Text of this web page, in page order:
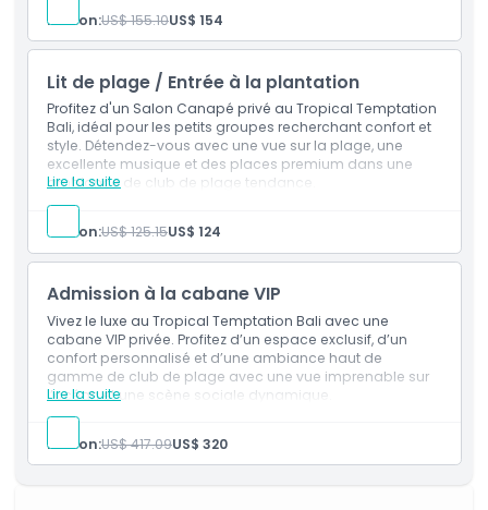
Code vestimentaire
Politique d'annulation
Utilisation de la banquette-lit
Accès au lagon
Sièges au bord de la piscine
Person:US$ 155.10US$ 154
Lit de plage / Entrée à la plantation
Profitez d'un Salon Canapé privé au Tropical Temptation
Bali, idéal pour les petits groupes recherchant confort et
style. Détendez-vous avec une vue sur la plage, une
excellente musique et des places premium dans une
ambiance de club de plage tendance.
Lire la suite
Inclusões
Canapé
Accès au club
Espace salon
Person:US$ 125.15US$ 124
Admission à la cabane VIP
Vivez le luxe au Tropical Temptation Bali avec une
cabane VIP privée. Profitez d’un espace exclusif, d’un
confort personnalisé et d’une ambiance haut de
gamme de club de plage avec une vue imprenable sur
l’océan et une scène sociale dynamique.
Lire la suite
Inclusões
Cabaña VIP
Espace privé
Person:US$ 417.09US$ 320